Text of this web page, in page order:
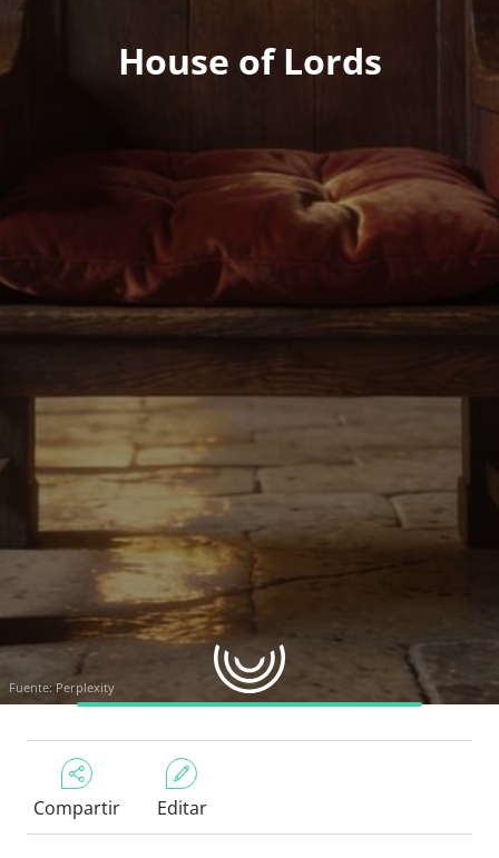
House of Lords
Fuente: Perplexity
Compartir Editar